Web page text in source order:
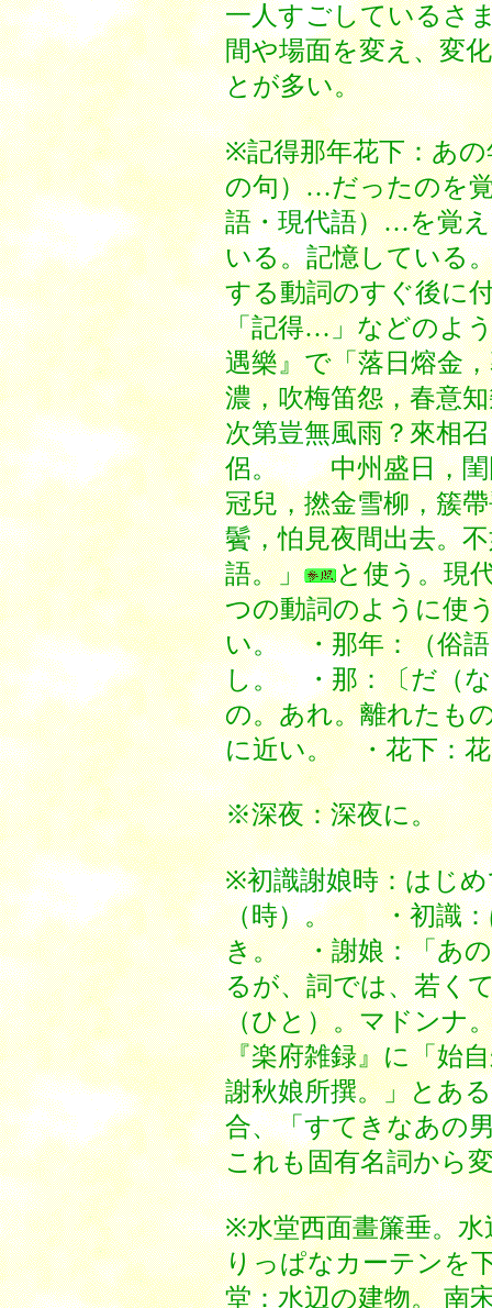
一人すごしているさ
間や場面を変え、変
とが多い。
※記得那年花下：あ
の句）…だったのを
語・現代語）…を覚
いる。記憶している
する動詞のすぐ後に
「記得…」などのよ
遇樂』で「落日熔金
濃，吹梅笛怨，春意
次第豈無風雨？來相
侶。 中州盛日，閨
冠兒，撚金雪柳，簇
鬢，怕見夜間出去。
語。」
と使う。現
つの動詞のように使
い。 ・那年：（俗
し。 ・那：〔だ（な
の。あれ。離れたも
に近い。 ・花下：
※深夜：深夜に。
※初識謝娘時：はじ
（時）。 ・初識：
き。 ・謝娘：「あの
るが、詞では、若く
（ひと）。マドンナ
『楽府雑録』に「始
謝秋娘所撰。」とあ
合、「すてきなあの
これも固有名詞から
※水堂西面畫簾垂。
りっぱなカーテンを
堂：水辺の建物。 南